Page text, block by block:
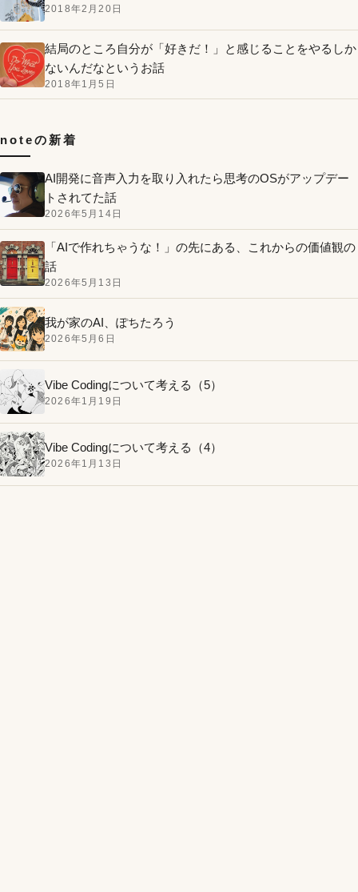
2018年2月20日
結局のところ自分が「好きだ！」と感じることをやるしか
ないんだなというお話
2018年1月5日
noteの新着
AI開発に音声入力を取り入れたら思考のOSがアップデー
トされてた話
2026年5月14日
「AIで作れちゃうな！」の先にある、これからの価値観の
話
2026年5月13日
我が家のAI、ぽちたろう
2026年5月6日
Vibe Codingについて考える（5）
2026年1月19日
Vibe Codingについて考える（4）
2026年1月13日